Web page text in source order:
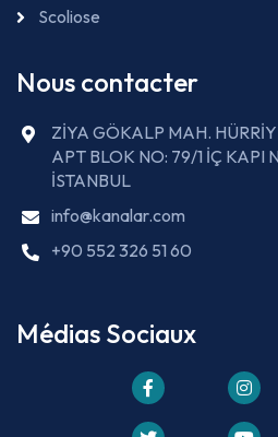
Scoliose
Nous contacter
ZİYA GÖKALP MAH.
APT BLOK NO: 79/1 İÇ KAPI
İSTANBUL
info@kanalar.com
+90 552 326 51 60
Médias Sociaux